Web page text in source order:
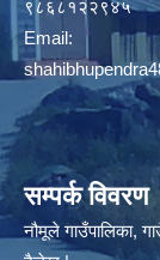
९८६८१२२९४५
Email:
सम्पर्क विवरण
नौमूले गाउँपालिका,